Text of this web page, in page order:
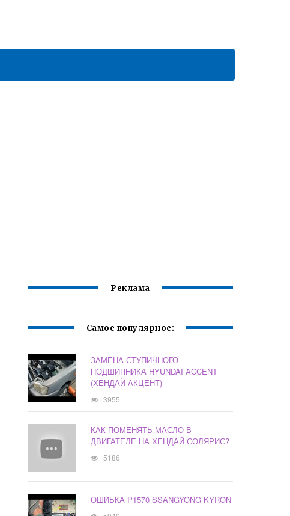
Реклама
Самое популярное:
ЗАМЕНА СТУПИЧНОГО
ПОДШИПНИКА HYUNDAI ACCENT
(ХЕНДАЙ АКЦЕНТ)
3955
КАК ПОМЕНЯТЬ МАСЛО В
ДВИГАТЕЛЕ НА ХЕНДАЙ СОЛЯРИС?
5186
ОШИБКА P1570 SSANGYONG KYRON